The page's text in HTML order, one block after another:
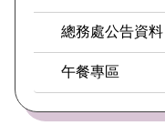
總務處公告資料
午餐專區